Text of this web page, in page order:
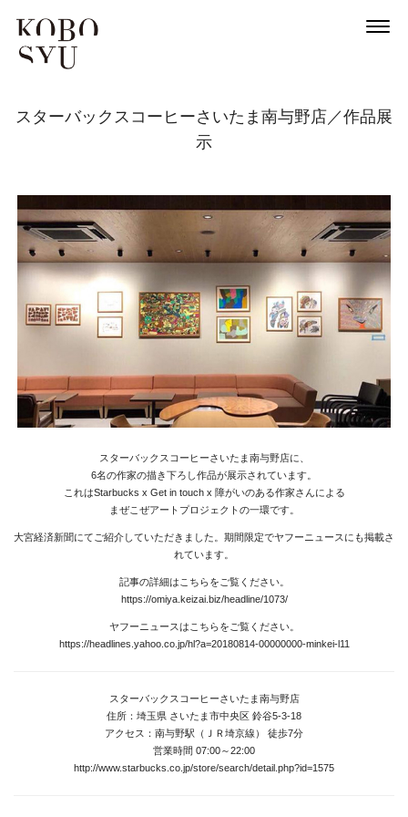
News
About
Exhibitions
Projects
Goods
Media
Access
Facebook
Youtube
online-shop
スターバックスコーヒーさいたま南与野店／作品展
示
スターバックスコーヒーさいたま南与野店に、
6名の作家の描き下ろし作品が展示されています。
これはStarbucks x Get in touch x 障がいのある作家さんによる
まぜこぜアートプロジェクトの一環です。
大宮経済新聞にてご紹介していただきました。期間限定でヤフーニュースにも掲載さ
れています。
記事の詳細はこちらをご覧ください。
https://omiya.keizai.biz/headline/1073/
ヤフーニュースはこちらをご覧ください。
https://headlines.yahoo.co.jp/hl?a=20180814-00000000-minkei-l11
スターバックスコーヒーさいたま南与野店
住所：埼玉県 さいたま市中央区 鈴谷5-3-18
アクセス：南与野駅（ＪＲ埼京線） 徒歩7分
営業時間 07:00～22:00
http://www.starbucks.co.jp/store/search/detail.php?id=1575